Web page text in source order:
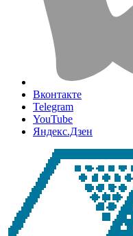
Вконтакте
Telegram
YouTube
Яндекс.Дзен